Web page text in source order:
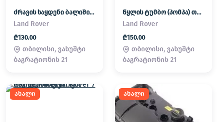
ძრავის საყდენი ბალიში (პადმატორნი) Land Rover / Range Rover
Land Rover
₾130.00
თბილისი, ვახუშტი
ბაგრატიონის 21
წყლის ტუმბო (პომპა) თერმოსტატი Land Rover / Range Rover
Land Rover
₾150.00
თბილისი, ვახუშტი
ბაგრატიონის 21
ახალი ახალი